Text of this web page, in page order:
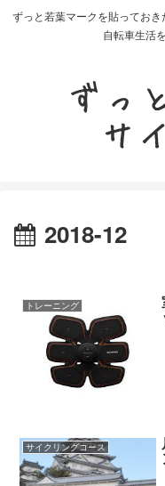
ずっと若葉マークを貼ってお
自転車生活
2018-12
トレーニング
サイクリングコース